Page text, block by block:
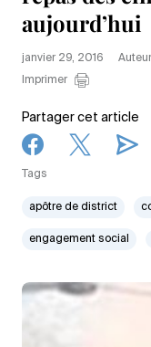
aujourd’hui
janvier 29, 2016
Imprimer
Partager cet article
Tags
apôtre de district
engagement social